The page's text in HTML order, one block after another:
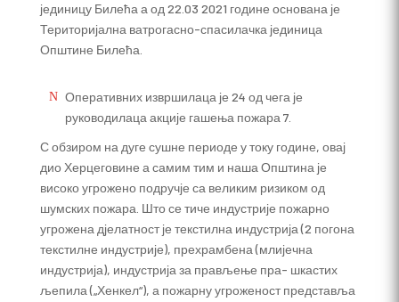
јединицу Билећа а од 22.03 2021 године основана је
Територијална ватрогасно-спасилачка јединица
Општине Билећа.
Оперативних извршилаца је 24 од чега је
руководилаца акције гашења пожара 7.
С обзиром на дуге сушне периоде у току године, овај
дио Херцеговине а самим тим и наша Општина је
високо угрожено подручје са великим ризиком од
шумских пожара. Што се тиче индустрије пожарно
угрожена дјелатност је текстилна индустрија (2 погона
текстилне индустрије), прехрамбена (млијечна
индустрија), индустрија за прављење пра- шкастих
љепила („Хенкел“), а пожарну угроженост представља